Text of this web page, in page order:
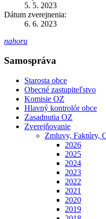
5. 5. 2023
Dátum zverejnenia:
6. 6. 2023
nahoru
Samospráva
Starosta obce
Obecné zastupiteľstvo
Komisie OZ
Hlavný kontrolór obce
Zasadnutia OZ
Zverejňovanie
Zmluvy, Faktúry,
2026
2025
2024
2023
2022
2021
2020
2019